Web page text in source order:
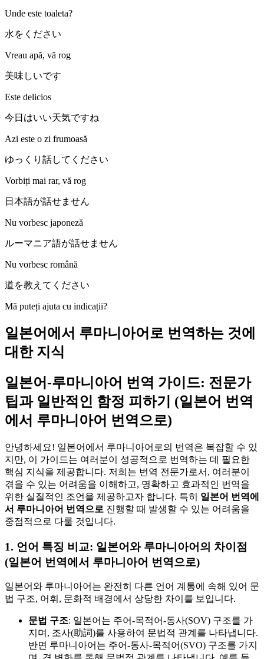
Unde este toaleta?
水をください
Vreau apă, vă rog
美味しいです
Este delicios
今日はいい天気ですね
Azi este o zi frumoasă
ゆっくり話してください
Vorbiți mai rar, vă rog
日本語が話せません
Nu vorbesc japoneză
ルーマニア語が話せません
Nu vorbesc română
道を教えてください
Mă puteți ajuta cu indicații?
일본어에서 루마니아어로 번역하는 것에
대한 지식
일본어-루마니아어 번역 가이드: 전문가
팁과 일반적인 함정 피하기 (일본어 번역
에서 루마니아어 번역으로)
안녕하세요! 일본어에서 루마니아어로의 번역은 복잡할 수 있
지만, 이 가이드는 여러분이 성공적으로 번역하는 데 필요한
핵심 지식을 제공합니다. 저희는 번역 전문가로서, 여러분이
겪을 수 있는 어려움을 이해하고, 명확하고 효과적인 번역을
위한 실질적인 조언을 제공하고자 합니다. 특히 일본어 번역에
서 루마니아어 번역으로 진행할 때 발생할 수 있는 어려움을
중점적으로 다룰 것입니다.
1. 언어 특징 비교: 일본어와 루마니아어의 차이점
(일본어 번역에서 루마니아어 번역으로)
일본어와 루마니아어는 완전히 다른 언어 계통에 속해 있어 문
법 구조, 어휘, 문화적 배경에서 상당한 차이를 보입니다.
문법 구조: 일본어는 주어-목적어-동사(SOV) 구조를 가
지며, 조사(助詞)를 사용하여 문법적 관계를 나타냅니다.
반면 루마니아어는 주어-동사-목적어(SVO) 구조를 가지